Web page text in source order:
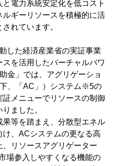
電力系統安定化を低コスト
ギーリソースを積極的に活
れています。
した経済産業省の実証事業
スを活用したバーチャルパワ
金」では、アグリゲーショ
、「AC」）システム※5の
メニューでリソースの制御
ました。
等を踏まえ、分散型エネル
、ACシステムの更なる高
リソースアグリゲーター
場参入しやすくなる機能の